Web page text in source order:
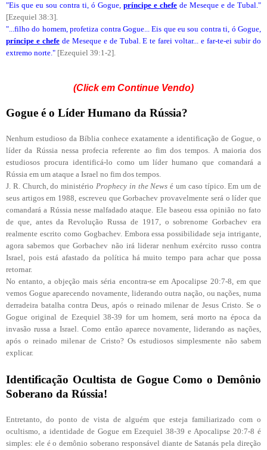
"Eis que eu sou contra ti, ó Gogue, príncipe e chefe de Meseque e de Tubal."
[Ezequiel 38:3].
"...filho do homem, profetiza contra Gogue... Eis que eu sou contra ti, ó Gogue,
príncipe e chefede Meseque e de Tubal. E te farei voltar... e far-te-ei subir do
extremo norte." [Ezequiel 39:1-2].
(Click em Continue Vendo)
Gogue é o Líder Humano da Rússia?
Nenhum estudioso da Bíblia conhece exatamente a identificação de Gogue, o
líder da Rússia nessa profecia referente ao fim dos tempos. A maioria dos
estudiosos procura identificá-lo como um líder humano que comandará a
Rússia em um ataque a Israel no fim dos tempos.
J. R. Church, do ministério Prophecy in the News é um caso típico. Em um de
seus artigos em 1988, escreveu que Gorbachev provavelmente será o líder que
comandará a Rússia nesse malfadado ataque. Ele baseou essa opinião no fato
de que, antes da Revolução Russa de 1917, o sobrenome Gorbachev era
realmente escrito como Gogbachev. Embora essa possibilidade seja intrigante,
agora sabemos que Gorbachev não irá liderar nenhum exército russo contra
Israel, pois está afastado da política há muito tempo para achar que possa
retornar.
No entanto, a objeção mais séria encontra-se em Apocalipse 20:7-8, em que
vemos Gogue aparecendo novamente, liderando outra nação, ou nações, numa
derradeira batalha contra Deus, após o reinado milenar de Jesus Cristo. Se o
Gogue original de Ezequiel 38-39 for um homem, será morto na época da
invasão russa a Israel. Como então aparece novamente, liderando as nações,
após o reinado milenar de Cristo? Os estudiosos simplesmente não sabem
explicar.
Identificação Ocultista de Gogue Como o Demônio
Soberano da Rússia!
Entretanto, do ponto de vista de alguém que esteja familiarizado com o
ocultismo, a identidade de Gogue em Ezequiel 38-39 e Apocalipse 20:7-8 é
simples: ele é odemônio soberano responsável diante de Satanás pela direção